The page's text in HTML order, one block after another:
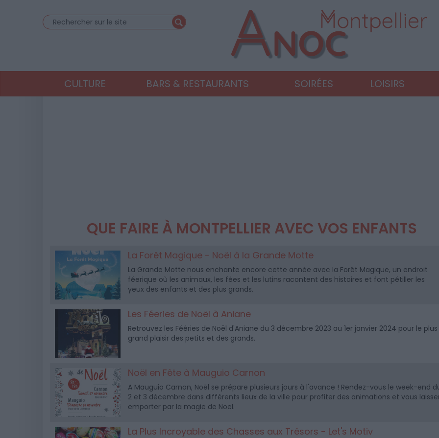
CULTURE BARS & RESTAURANTS SOIRÉES LOISIRS
QUE FAIRE À MONTPELLIER AVEC VOS ENFANTS
La Forêt Magique - Noël à la Grande Motte
La Grande Motte nous enchante encore cette année avec la Forêt Magique, un endroit
féerique où les animaux, les fées et les lutins racontent des histoires et font pétiller les
yeux des enfants et des plus grands.
Les Féeries de Noël à Aniane
Retrouvez les Fééries de Noël d'Aniane du 3 décembre 2023 au 1er janvier 2024 pour le plus
grand plaisir des petits et des grands.
Noël en Fête à Mauguio Carnon
A Mauguio Carnon, Noël se prépare plusieurs jours à l'avance ! Rendez-vous le week-end
2 et 3 décembre dans différents lieux de la ville pour profiter des animations et vous
emporter par la magie de Noël.
La Plus Incroyable des Chasses aux Trésors - Let's Motiv